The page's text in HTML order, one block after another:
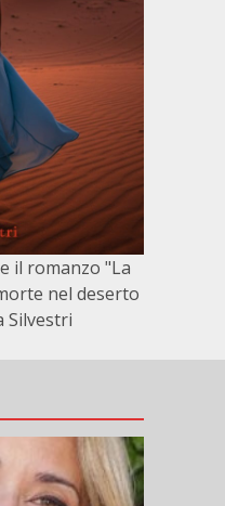
il romanzo "La
nel deserto
Silvestri